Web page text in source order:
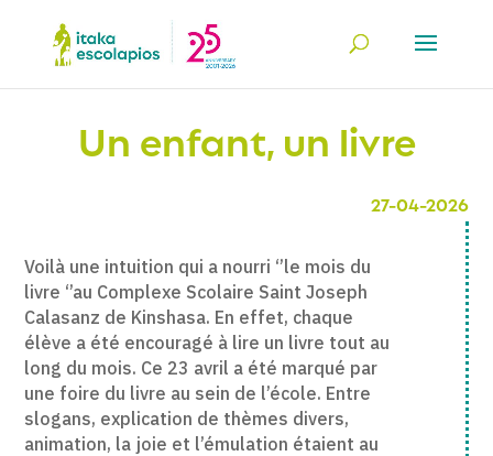
Un enfant, un livre
27-04-2026
Voilà une intuition qui a nourri ‘’le mois du
livre ‘’au Complexe Scolaire Saint Joseph
Calasanz de Kinshasa. En effet, chaque
élève a été encouragé à lire un livre tout au
long du mois. Ce 23 avril a été marqué par
une foire du livre au sein de l’école. Entre
slogans, explication de thèmes divers,
animation, la joie et l’émulation étaient au